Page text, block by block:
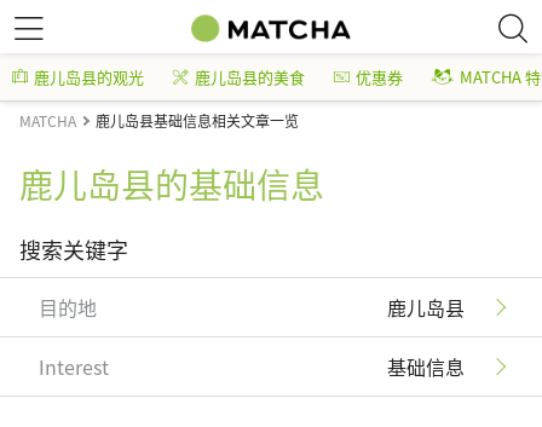
鹿儿岛县的观光 鹿儿岛县的美食 优惠券 MATCHA
MATCHA 鹿儿岛县基础信息相关文章一览
鹿儿岛县的基础信息
搜索关键字
目的地 鹿儿岛县
Interest 基础信息